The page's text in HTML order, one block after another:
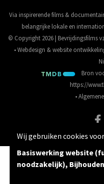
Via inspirerende films &
belangrijke lokale en
© Copyright 2026 | Bevrijdingsfilms
•Webdesign &website
Bron
https://
•
Wij gebruiken cookies
Basiswerking website
noodzakelijk),